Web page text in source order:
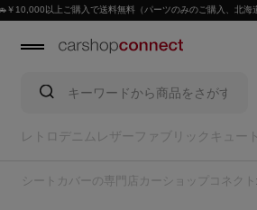
のみのご購入、北海道・沖縄 除く）
レトロ デニム レザー ファブリック キュート
シートカバーの専門店カーショップコネクト